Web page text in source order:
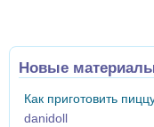
Новые
Как приготовить
danidoll